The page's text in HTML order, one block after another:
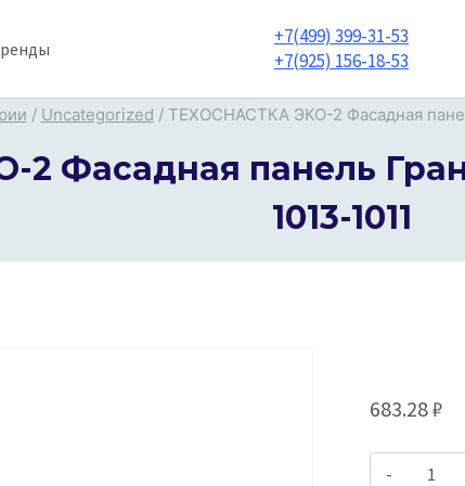
+7(499) 399-31-53
+7(925) 156-18-53
/ Uncategorized / ТЕХОСНАСТКА ЭКО-2 Фасадная
Фасадная панель
1013-1011
683.28₽